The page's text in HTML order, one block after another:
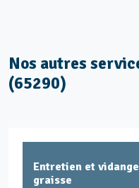
Nos autres
(65290)
Entretien et
graisse